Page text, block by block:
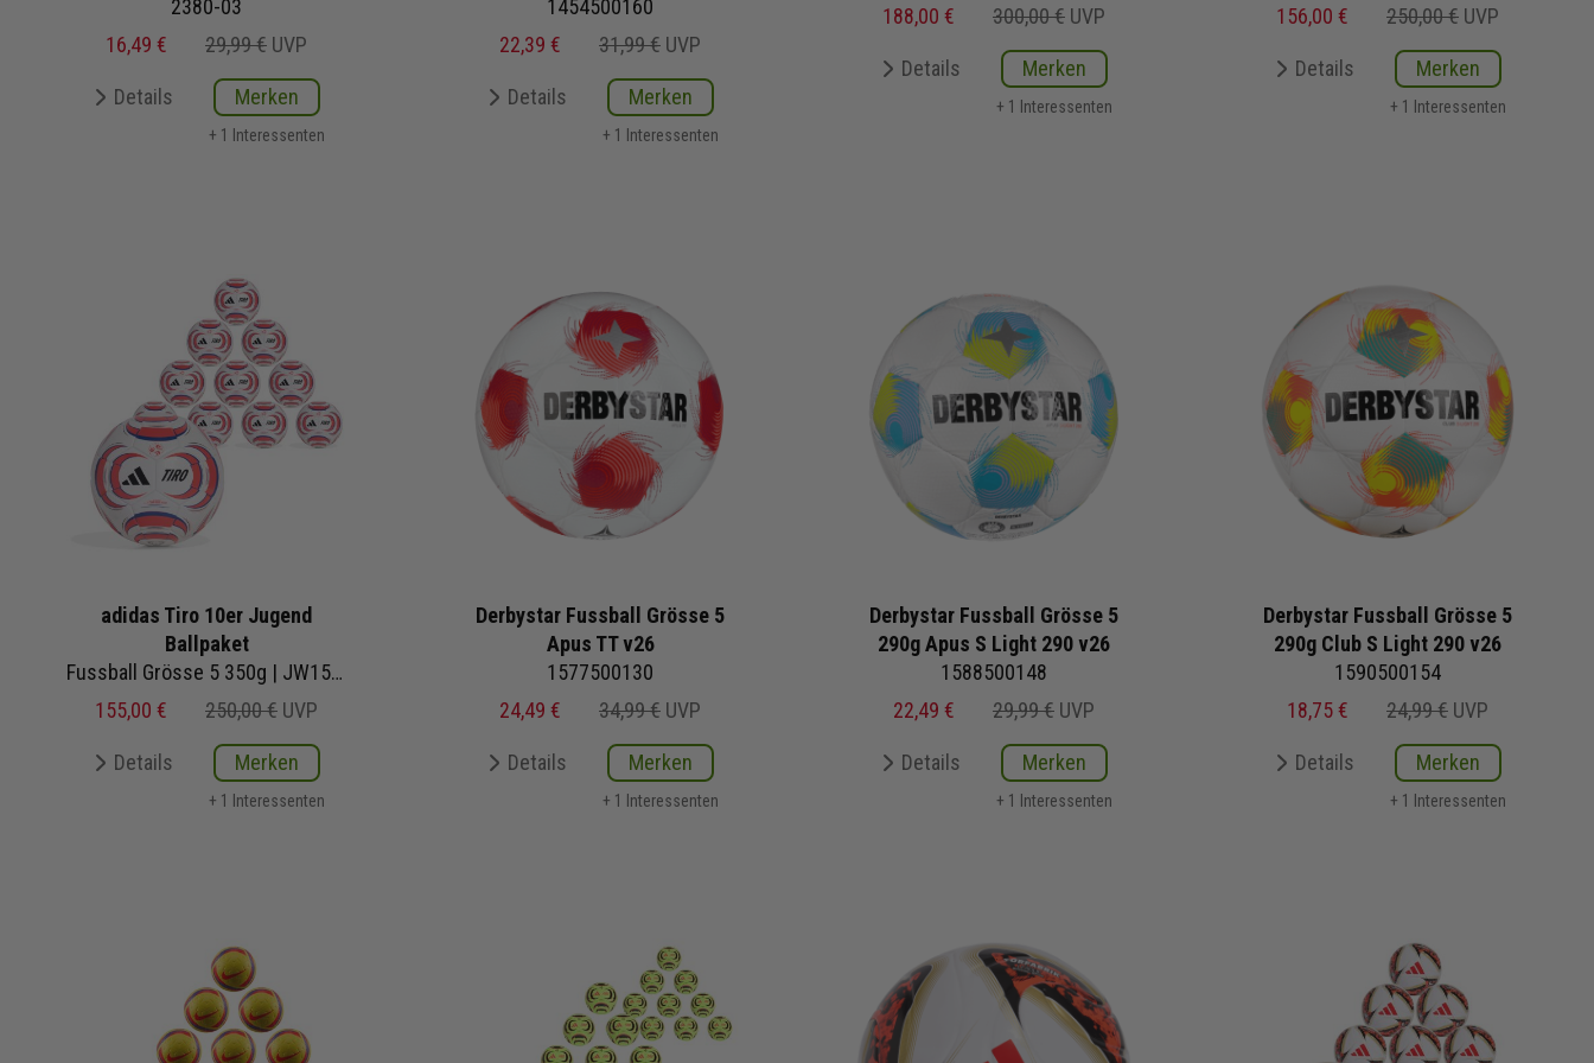
2380-03
16,49 €
29,99 € UVP
Details Merken
+ 1 Interessenten
1454500160
22,39 €
31,99 € UVP
Details Merken
+ 1 Interessenten
188,00 € 300,00 € UVP
Details Merken
+ 1 Interessenten
156,00 € 250,00 € UVP
Details Merken
+ 1 Interessenten
adidas Tiro 10er Jugend
Ballpaket
Fussball Grösse 5 350g | JW1525 | Fußbälle Set 10-teilig
155,00 €
250,00 € UVP
Details Merken
+ 1 Interessenten
Derbystar Fussball Grösse 5
Apus TT v26
1577500130
24,49 €
34,99 € UVP
Details Merken
+ 1 Interessenten
Derbystar Fussball Grösse 5
290g Apus S Light 290 v26
1588500148
22,49 €
29,99 € UVP
Details Merken
+ 1 Interessenten
Derbystar Fussball Grösse 5
290g Club S Light 290 v26
1590500154
18,75 €
24,99 € UVP
Details Merken
+ 1 Interessenten